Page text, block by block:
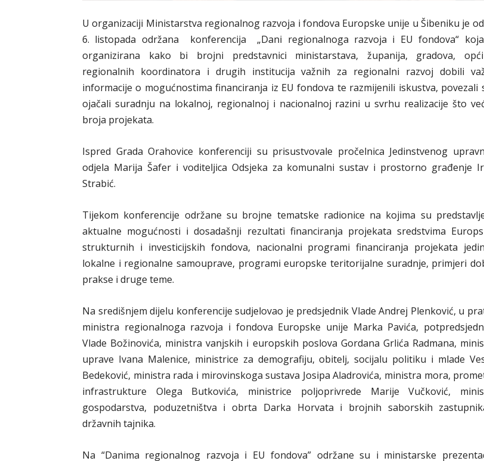
U organizaciji Ministarstva regionalnog razvoja i fondova Europske unije u Šibeniku je
6. listopada održana konferencija „Dani regionalnoga razvoja i EU fondova“
organizirana kako bi brojni predstavnici ministarstava, županija, gradova,
regionalnih koordinatora i drugih institucija važnih za regionalni razvoj dobili
informacije o mogućnostima financiranja iz EU fondova te razmijenili iskustva, povezali
ojačali suradnju na lokalnoj, regionalnoj i nacionalnoj razini u svrhu realizacije što
broja projekata.
Ispred Grada Orahovice konferenciji su prisustvovale pročelnica Jedinstvenog
odjela Marija Šafer i voditeljica Odsjeka za komunalni sustav i prostorno građenje
Strabić.
Tijekom konferencije održane su brojne tematske radionice na kojima su
aktualne mogućnosti i dosadašnji rezultati financiranja projekata sredstvima
strukturnih i investicijskih fondova, nacionalni programi financiranja projekata
lokalne i regionalne samouprave, programi europske teritorijalne suradnje, primjeri
prakse i druge teme.
Na središnjem dijelu konferencije sudjelovao je predsjednik Vlade Andrej Plenković, u
ministra regionalnoga razvoja i fondova Europske unije Marka Pavića,
Vlade Božinovića, ministra vanjskih i europskih poslova Gordana Grlića Radmana,
uprave Ivana Malenice, ministrice za demografiju, obitelj, socijalu politiku i mlade
Bedeković, ministra rada i mirovinskoga sustava Josipa Aladrovića, ministra mora,
infrastrukture Olega Butkovića, ministrice poljoprivrede Marije Vučković,
gospodarstva, poduzetništva i obrta Darka Horvata i brojnih saborskih
državnih tajnika.
Na “Danima regionalnog razvoja i EU fondova” održane su i ministarske